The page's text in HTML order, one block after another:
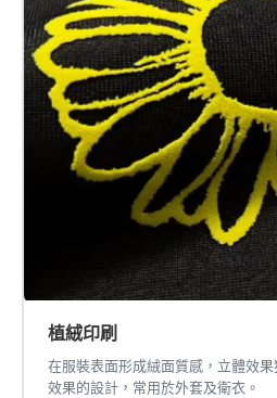
植絨印刷
在服裝表面形成絨面質感，立體效
效果的設計，常用於外套及衛衣。